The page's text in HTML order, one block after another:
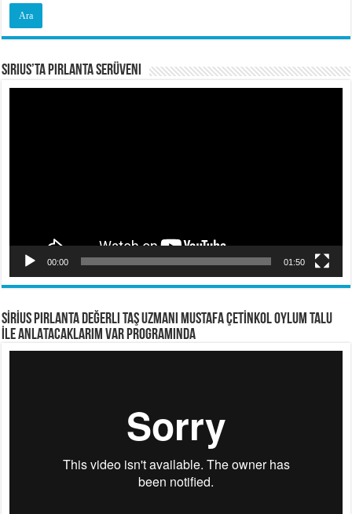
Sirius’ta Pırlanta Serüveni
00:00 01:50
SİRİUS PIRLANTA Değerli Taş Uzmanı Mustafa ÇETİNKOL OYLUM TALU
İLE ANLATACAKLARIM VAR PROGRAMINDA